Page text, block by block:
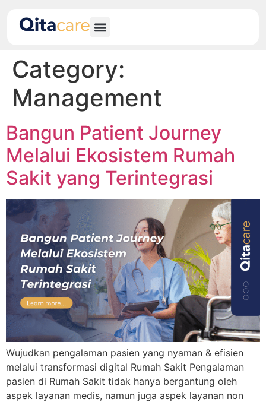
Category:
Management
Bangun Patient Journey
Melalui Ekosistem Rumah
Sakit yang Terintegrasi
Wujudkan pengalaman pasien yang nyaman & efisien
melalui transformasi digital Rumah Sakit Pengalaman
pasien di Rumah Sakit tidak hanya bergantung oleh
aspek layanan medis, namun juga aspek layanan non